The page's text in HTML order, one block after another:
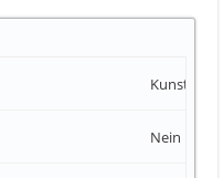
Kunststoff
Nein